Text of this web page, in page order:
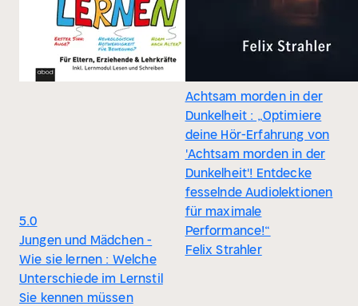
5.0
Jungen und Mädchen -
Wie sie lernen : Welche
Unterschiede im Lernstil
Sie kennen müssen
Achtsam morden in der
Dunkelheit : „Optimiere
deine Hör-Erfahrung von
'Achtsam morden in der
Dunkelheit'! Entdecke
fesselnde Audiolektionen
für maximale
Performance!“
Felix Strahler